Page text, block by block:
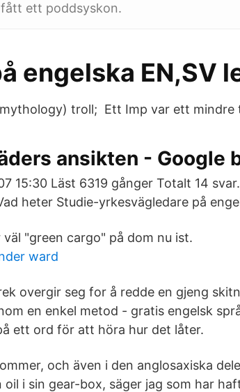
ett poddsyskon.
engelska EN,SV
troll; Ett Imp var ett mindre
ansikten - Google
15:30 Läst 6319 gånger Totalt 14
heter Studie-yrkesvägledare på
"green cargo" på dom nu ist.
ward
overgir seg for å redde en gjeng
en enkel metod - gratis engelsk
ett ord för att höra hur det låter.
och även i den anglosaxiska
oil i sin gear-box, säger jag som har